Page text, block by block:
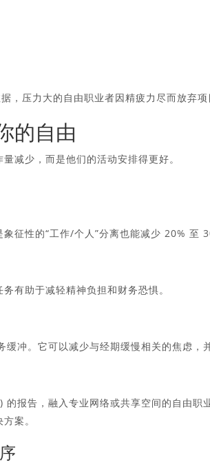
，压力大的自由职业者因精疲力尽而放弃项
的自由
减少，而是他们的活动安排得更好。
征性的“工作/个人”分离也能减少 20% 至
有助于减轻精神负担和财务恐惧。
冲。它可以减少与经期缓慢相关的焦虑，
报告，融入专业网络或共享空间的自由职
案。